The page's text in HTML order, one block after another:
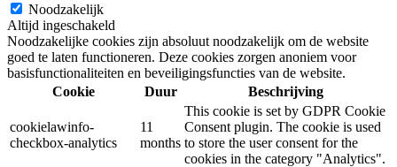
Noodzakelijk
Altijd ingeschakeld
Noodzakelijke cookies zijn absoluut noodzakelijk om de website
goed te laten functioneren. Deze cookies zorgen anoniem voor
basisfunctionaliteiten en beveiligingsfuncties van de website.
Cookie
Duur Beschrijving
cookielawinfo-
checkbox-analytics
11
months
This cookie is set by GDPR Cookie
Consent plugin. The cookie is used
to store the user consent for the
cookies in the category "Analytics".